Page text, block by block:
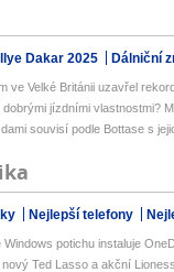
Dakar 2025 Dálniční
ve Velké Británii uzavřel
jízdními vlastnostmi?
souvisí podle Bottase s
Nejlepší telefony
potichu instaluje
Ted Lasso a akční